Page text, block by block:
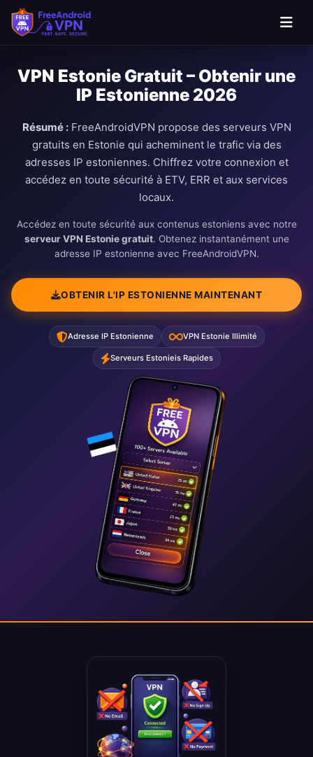
VPN Estonie Gratuit – Obtenir une
IP Estonienne 2026
Résumé :FreeAndroidVPN propose des serveurs VPN
gratuits en Estonie qui acheminent le trafic via des
adresses IP estoniennes. Chiffrez votre connexion et
accédez en toute sécurité à ETV, ERR et aux services
locaux.
Accédez en toute sécurité aux contenus estoniens avec notre
serveur VPN Estonie gratuit. Obtenez instantanément une
adresse IP estonienne avec FreeAndroidVPN.
OBTENIR L'IP ESTONIENNE MAINTENANT
Adresse IP Estonienne VPN Estonie Illimité
Serveurs Estonieis Rapides